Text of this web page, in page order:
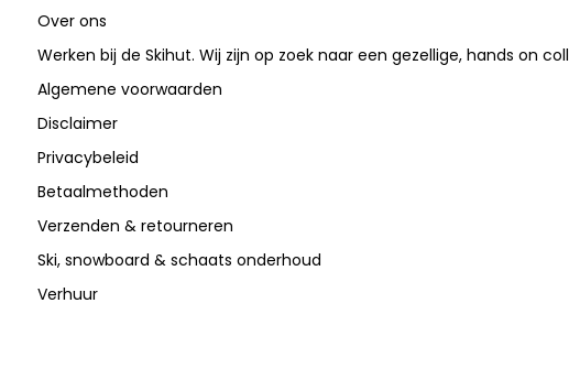
Over ons
Werken bij de Skihut. Wij zijn op zoek naar een gezellige, hands on
Algemene voorwaarden
Disclaimer
Privacybeleid
Betaalmethoden
Verzenden & retourneren
Ski, snowboard & schaats onderhoud
Verhuur